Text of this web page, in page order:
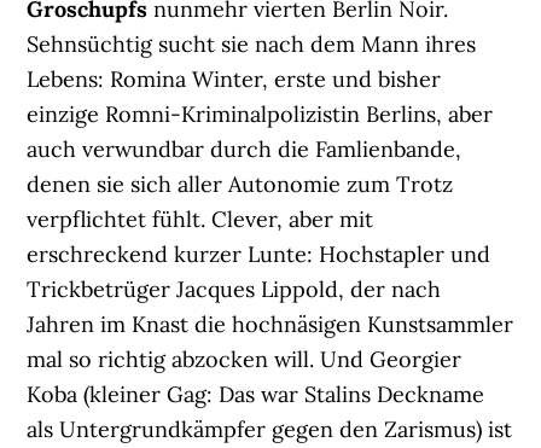
Groschupfs nunmehr vierten Berlin Noir.
Sehnsüchtig sucht sie nach dem Mann ihres
Lebens: Romina Winter, erste und bisher
einzige Romni-Kriminalpolizistin Berlins, aber
auch verwundbar durch die Famlienbande,
denen sie sich aller Autonomie zum Trotz
verpflichtet fühlt. Clever, aber mit
erschreckend kurzer Lunte: Hochstapler und
Trickbetrüger Jacques Lippold, der nach
Jahren im Knast die hochnäsigen Kunstsammler
mal so richtig abzocken will. Und Georgier
Koba (kleiner Gag: Das war Stalins Deckname
als Untergrundkämpfer gegen den Zarismus) ist